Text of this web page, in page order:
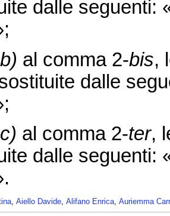
dalle seguenti:
b) al comma 2-bis,
dalle
c) al comma 2-ter,
dalle seguenti:
, Aiello Davide, Alifano Enrica, Auriemma